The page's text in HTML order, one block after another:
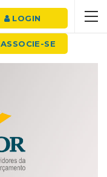
LOGIN
ASSOCIE-SE